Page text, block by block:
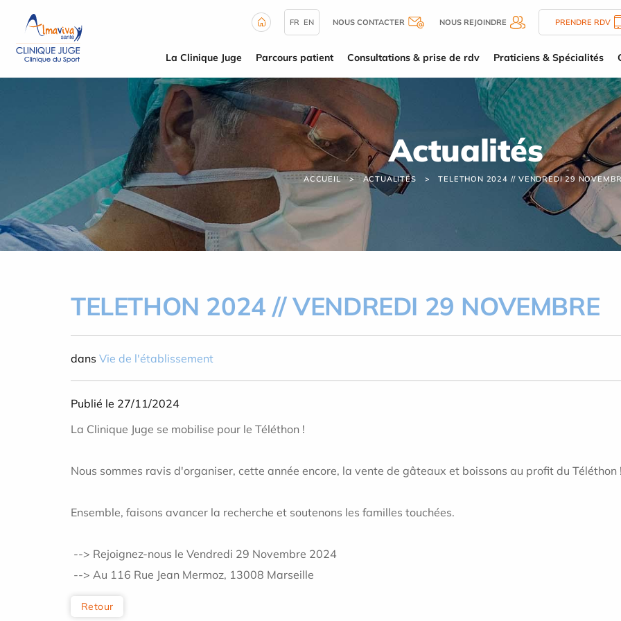
FR EN NOUS CONTACTER NOUS REJOINDRE PRENDRE RDV
La Clinique Juge Parcours patient Consultations & prise de rdv Praticiens & Spécialités
Actualités
ACCUEIL ACTUALITÉS TELETHON 2024 // VENDREDI 29
TELETHON 2024 // VENDREDI 29 NOVEMBRE
dans Vie de l'établissement
Publié le 27/11/2024
La Clinique Juge se mobilise pour le Téléthon !
Nous sommes ravis d'organiser, cette année encore, la vente de gâteaux et boissons au profit du Téléthon
Ensemble, faisons avancer la recherche et soutenons les familles touchées.
--> Rejoignez-nous le Vendredi 29 Novembre 2024
--> Au 116 Rue Jean Mermoz, 13008 Marseille
Retour